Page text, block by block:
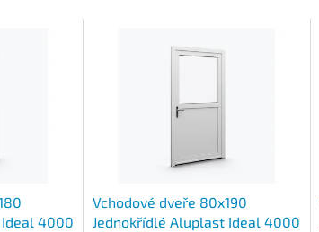
4000
Vchodové dveře 80x190
Jednokřídlé Aluplast Ideal 4000